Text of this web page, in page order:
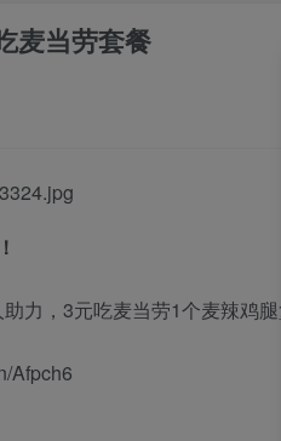
麦当劳套餐
力，3元吃麦当劳1个麦辣鸡
Afpch6